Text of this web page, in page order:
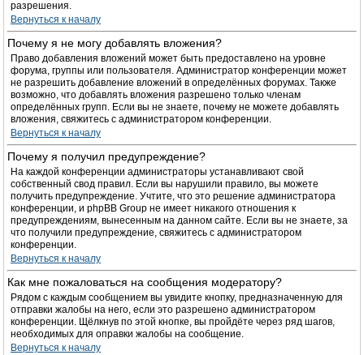
разрешения.
Вернуться к началу
Почему я не могу добавлять вложения?
Право добавления вложений может быть предоставлено на уровне
форума, группы или пользователя. Администратор конференции может
не разрешить добавление вложений в определённых форумах. Также
возможно, что добавлять вложения разрешено только членам
определённых групп. Если вы не знаете, почему не можете добавлять
вложения, свяжитесь с администратором конференции.
Вернуться к началу
Почему я получил предупреждение?
На каждой конференции администраторы устанавливают свой
собственный свод правил. Если вы нарушили правило, вы можете
получить предупреждение. Учтите, что это решение администратора
конференции, и phpBB Group не имеет никакого отношения к
предупреждениям, вынесенным на данном сайте. Если вы не знаете, за
что получили предупреждение, свяжитесь с администратором
конференции.
Вернуться к началу
Как мне пожаловаться на сообщения модератору?
Рядом с каждым сообщением вы увидите кнопку, предназначенную для
отправки жалобы на него, если это разрешено администратором
конференции. Щёлкнув по этой кнопке, вы пройдёте через ряд шагов,
необходимых для оправки жалобы на сообщение.
Вернуться к началу